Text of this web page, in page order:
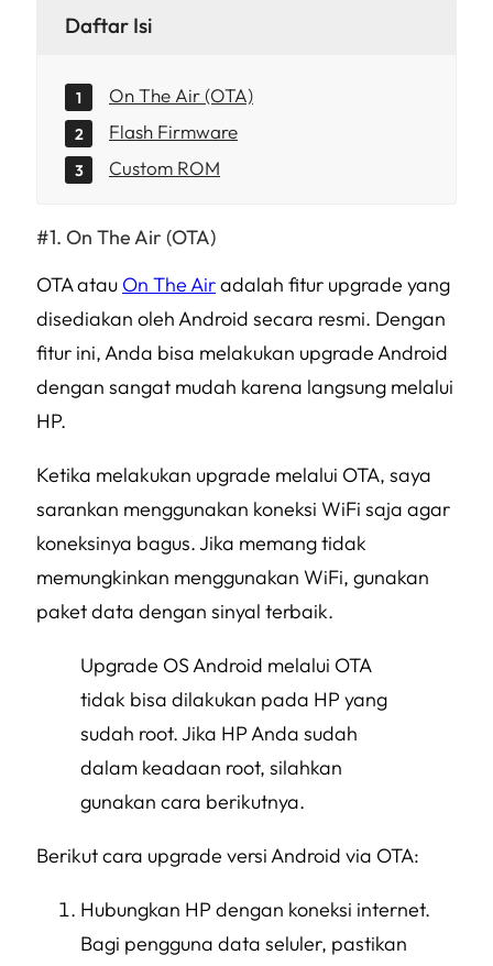
Daftar Isi
On The Air (OTA)
Flash Firmware
Custom ROM
On The Air (OTA)
OTA atau On The Airadalah fitur upgrade yang
disediakan oleh Android secara resmi. Dengan
fitur ini, Anda bisa melakukan upgrade Android
dengan sangat mudah karena langsung melalui
HP.
Ketika melakukan upgrade melalui OTA, saya
sarankan menggunakan koneksi WiFi saja agar
koneksinya bagus. Jika memang tidak
memungkinkan menggunakan WiFi, gunakan
paket data dengan sinyal terbaik.
Upgrade OS Android melalui OTA
tidak bisa dilakukan pada HP yang
sudah root. Jika HP Anda sudah
dalam keadaan root, silahkan
gunakan cara berikutnya.
Berikut cara upgrade versi Android via OTA:
Hubungkan HP dengan koneksi internet.
Bagi pengguna data seluler, pastikan